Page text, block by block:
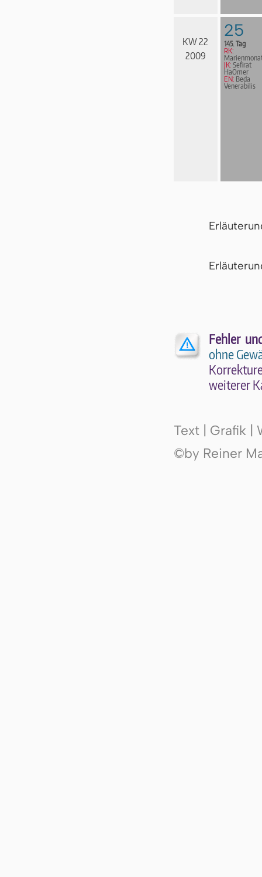
KW 22
2009
25
145. Tag
RK:
JK: Sefirat
HaOmer
EN: Beda
Venerabilis
Fehler
ohne
wei­te­rer
Text | Grafik |
©by Reiner